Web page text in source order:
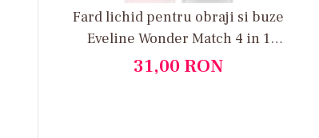
Fard lichid pentru obraji si buze
Eveline Wonder Match 4 in 1
Cheek&Lip - No 04
31,00 RON